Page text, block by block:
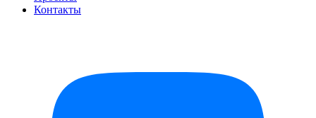
Контакты